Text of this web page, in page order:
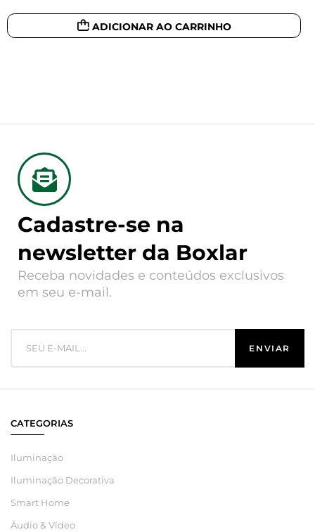
ADICIONAR AO CARRINHO
Cadastre-se na
newsletter da Boxlar
Receba novidades e conteúdos exclusivos
em seu e-mail.
CATEGORIAS
Iluminação
Iluminação Decorativa
Smart Home
Áudio & Vídeo